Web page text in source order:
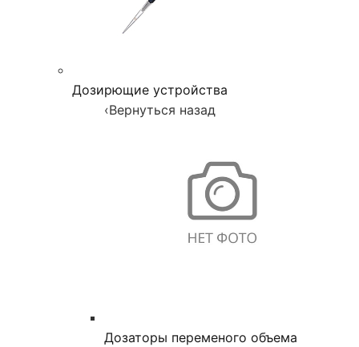
Дозирющие устройства
‹Вернуться назад
Дозаторы переменого объема